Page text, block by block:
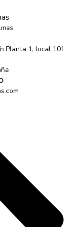
Planta 1, local 101